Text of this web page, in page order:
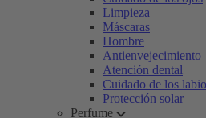
Limpieza
Máscaras
Hombre
Antienvejecimiento
Atención dental
Cuidado de los
Protección solar
Perfume